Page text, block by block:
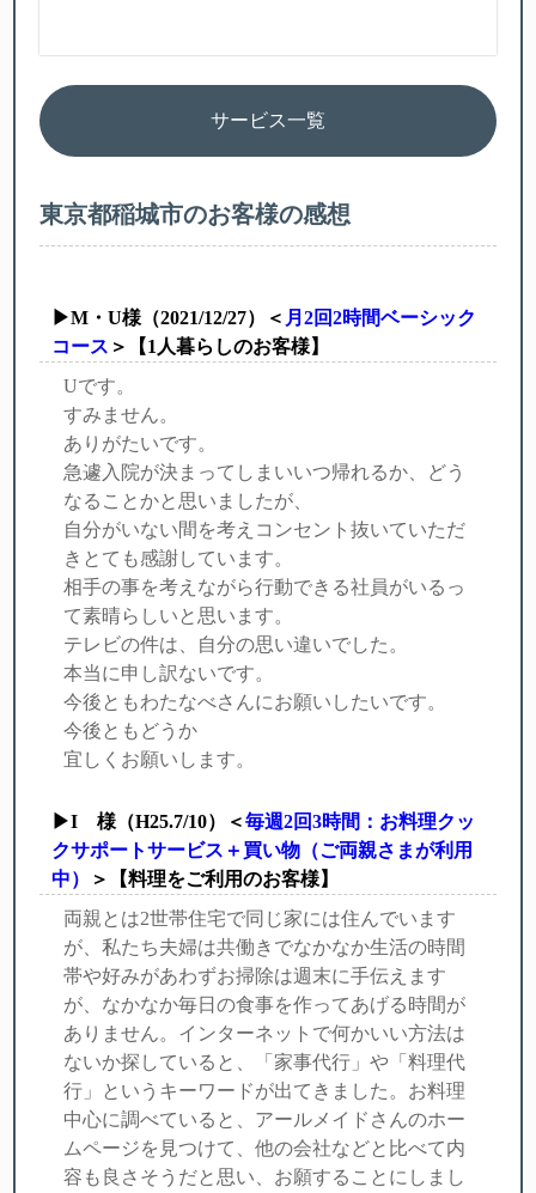
サービス一覧
東京都稲城市のお客様の感想
▶M・U様（2021/12/27）＜ 月2回2時間ベーシック
コース ＞【1人暮らしのお客様】
Uです。
すみません。
ありがたいです。
急遽入院が決まってしまいいつ帰れるか、どう
なることかと思いましたが、
自分がいない間を考えコンセント抜いていただ
きとても感謝しています。
相手の事を考えながら行動できる社員がいるっ
て素晴らしいと思います。
テレビの件は、自分の思い違いでした。
本当に申し訳ないです。
今後ともわたなべさんにお願いしたいです。
今後ともどうか
宜しくお願いします。
▶I 様（H25.7/10）＜毎週2回3時間：お料理クッ
クサポートサービス＋買い物（ご両親さまが利用
中）
＞【料理をご利用のお客様】
両親とは2世帯住宅で同じ家には住んでいます
が、私たち夫婦は共働きでなかなか生活の時間
帯や好みがあわずお掃除は週末に手伝えます
が、なかなか毎日の食事を作ってあげる時間が
ありません。インターネットで何かいい方法は
ないか探していると、「家事代行」や「料理代
行」というキーワードが出てきました。お料理
中心に調べていると、アールメイドさんのホー
ムページを見つけて、他の会社などと比べて内
容も良さそうだと思い、お願することにしまし